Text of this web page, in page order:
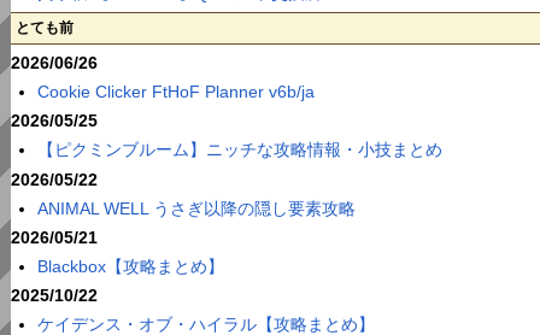
とても前
2026/06/26
Cookie Clicker FtHoF Planner v6b/ja
2026/05/25
【ピクミンブルーム】ニッチな攻略情報・小技まとめ
2026/05/22
ANIMAL WELL うさぎ以降の隠し要素攻略
2026/05/21
Blackbox【攻略まとめ】
2025/10/22
ケイデンス・オブ・ハイラル【攻略まとめ】